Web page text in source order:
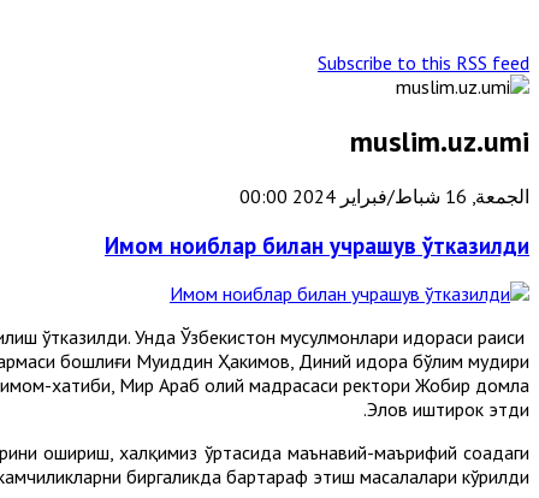
Subscribe to this RSS feed
muslim.uz.umi
الجمعة, 16 شباط/فبراير 2024 00:00
Имом ноиблар билан учрашув ўтказилди
ўтказилди. Унда Ўзбекистон мусулмонлари идораси раиси
бошлиғи Муҳиддин Ҳакимов, Диний идора бўлим мудири
хатиби, Мир Араб олий мадрасаси ректори Жобир домла
Элов иштирок этди.
ошириш, халқимиз ўртасида маънавий-маърифий соҳадаги
биргаликда бартараф этиш масалалари кўрилди.